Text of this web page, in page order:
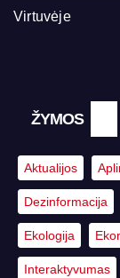
Virtuvėje
ŽYMOS
Aktualijos
Dezinformacija
Ekologija
Interaktyvumas